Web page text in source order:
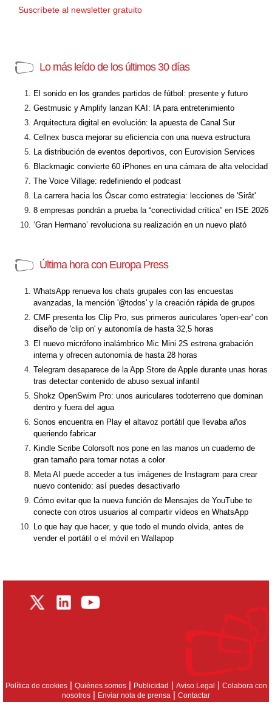
Suscríbete al newsletter gratuito
Lo más leído de los últimos 30 días
El sonido en los grandes partidos de fútbol: presente y futuro
Gestmusic y Amplify lanzan KAI: IA para entretenimiento
Arquitectura digital en evolución: la apuesta de Canal Sur
Cellnex busca mejorar su eficiencia con una nueva estructura
La distribución de eventos deportivos, con Eurovision Services
Blackmagic convierte 60 iPhones en una cámara de alta velocidad
The Voice Village: redefiniendo el podcast
La carrera hacia los Óscar como estrategia: lecciones de 'Sirât'
8 empresas pondrán a prueba la “conectividad crítica” en ISE 2026
‘Gran Hermano’ revoluciona su realización en un nuevo plató
Última hora con Europa Press
WhatsApp renueva los chats grupales con las encuestas
avanzadas, la mención '@todos' y la creación rápida de grupos
CMF presenta los Clip Pro, sus primeros auriculares 'open-ear' con
diseño de 'clip on' y autonomía de hasta 32,5 horas
El nuevo micrófono inalámbrico Mic Mini 2S estrena grabación
interna y ofrecen autonomía de hasta 28 horas
Telegram desaparece de la App Store de Apple durante unas horas
tras detectar contenido de abuso sexual infantil
Shokz OpenSwim Pro: unos auriculares todoterreno que dominan
dentro y fuera del agua
Sonos encuentra en Play el altavoz portátil que llevaba años
queriendo fabricar
Kindle Scribe Colorsoft nos pone en las manos un cuaderno de
gran tamaño para tomar notas a color
Meta AI puede acceder a tus imágenes de Instagram para crear
nuevo contenido: así puedes desactivarlo
Cómo evitar que la nueva función de Mensajes de YouTube te
conecte con otros usuarios al compartir vídeos en WhatsApp
Lo que hay que hacer, y que todo el mundo olvida, antes de
vender el portátil o el móvil en Wallapop
Política de cookies| Quiénes somos| Publicidad | Aviso Legal | Colabora con
nosotros | Enviar nota de prensa | Contactar